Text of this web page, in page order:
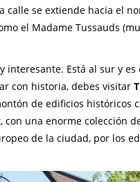
se extiende hacia el
el Madame Tussauds
interesante. Está al sur y
con historia, debes visitar
de edificios históricos
una enorme colección
de la ciudad, por los